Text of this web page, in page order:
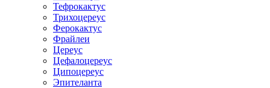
Тефрокактус
Трихоцереус
Ферокактус
Фрайлеи
Цереус
Цефалоцереус
Ципоцереус
Эпителанта